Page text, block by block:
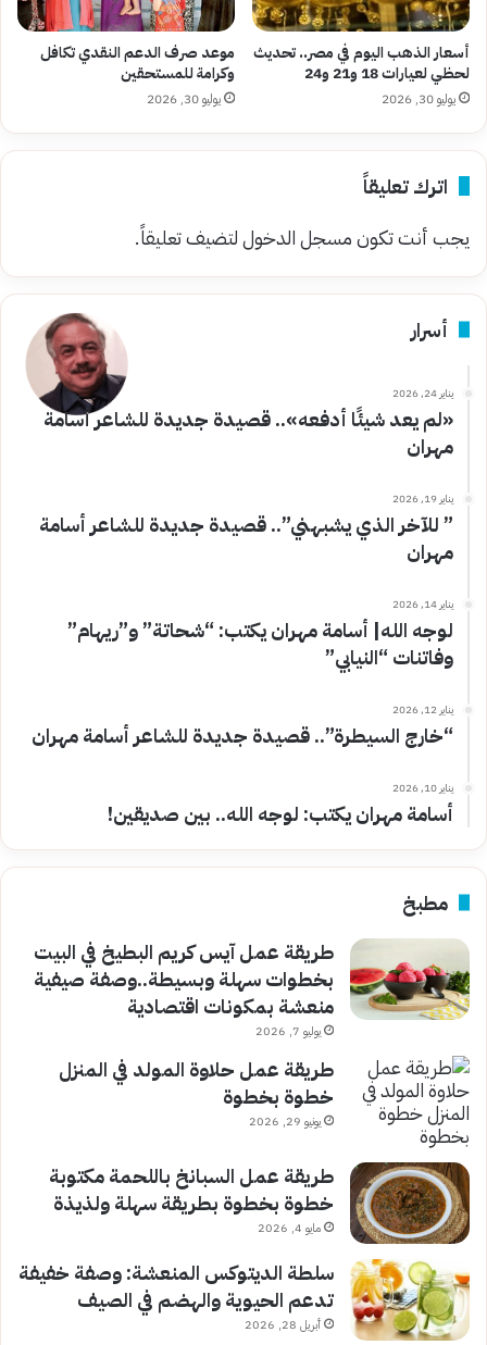
أسعار الذهب اليوم في مصر.. تحديث
لحظي لعيارات 18 و21 و24
يوليو 30, 2026
موعد صرف الدعم النقدي تكافل
وكرامة للمستحقين
يوليو 30, 2026
اترك تعليقاً
يجب أنت تكونمسجل الدخوللتضيف تعليقاً.
أسرار
يناير 24, 2026
«لم يعد شيئًا أدفعه».. قصيدة جديدة للشاعر أسامة
مهران
يناير 19, 2026
” للآخر الذي يشبهني”.. قصيدة جديدة للشاعر أسامة
مهران
يناير 14, 2026
لوجه الله| أسامة مهران يكتب: “شحاتة” و”ريهام”
وفاتنات “النيابي”
يناير 12, 2026
“خارج السيطرة”.. قصيدة جديدة للشاعر أسامة مهران
يناير 10, 2026
أسامة مهران يكتب: لوجه الله.. بين صديقين!
مطبخ
طريقة عمل آيس كريم البطيخ في البيت
بخطوات سهلة وبسيطة..وصفة صيفية
منعشة بمكونات اقتصادية
يوليو 7, 2026
طريقة عمل حلاوة المولد في المنزل
خطوة بخطوة
يونيو 29, 2026
طريقة عمل السبانخ باللحمة مكتوبة
خطوة بخطوة بطريقة سهلة ولذيذة
مايو 4, 2026
سلطة الديتوكس المنعشة: وصفة خفيفة
تدعم الحيوية والهضم في الصيف
أبريل 28, 2026